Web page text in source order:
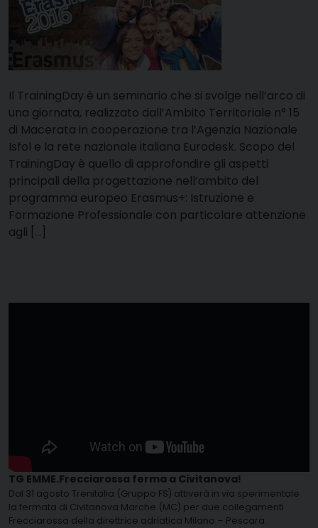
Il TrainingDay è un seminario che si svolge nell’arco di
una giornata, realizzato dall’Ambito Territoriale n° 15
di Macerata in cooperazione tra l’Agenzia Nazionale
Isfol e la rete nazionale italiana Eurodesk. Scopo del
TrainingDay è quello di approfondire gli aspetti
principali della progettazione nell’ambito del
programma europeo Erasmus+: Istruzione e
Formazione Professionale con particolare attenzione
agli […]
TG EMME.Frecciarossa ferma a Civitanova!
Dal 31 agosto Trenitalia (Gruppo FS) attiverà in via sperimentale
la fermata di Civitanova Marche (MC) per due collegamenti
Frecciarossa della direttrice adriatica Milano – Pescara.